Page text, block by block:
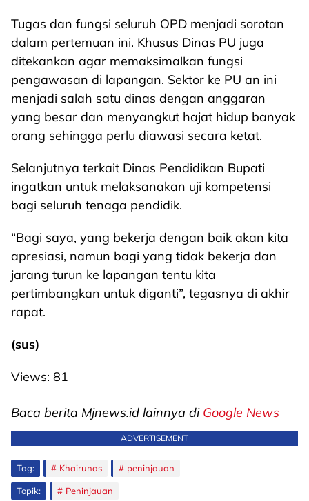
Tugas dan fungsi seluruh OPD menjadi sorotan
dalam pertemuan ini. Khusus Dinas PU juga
ditekankan agar memaksimalkan fungsi
pengawasan di lapangan. Sektor ke PU an ini
menjadi salah satu dinas dengan anggaran
yang besar dan menyangkut hajat hidup banyak
orang sehingga perlu diawasi secara ketat.
Selanjutnya terkait Dinas Pendidikan Bupati
ingatkan untuk melaksanakan uji kompetensi
bagi seluruh tenaga pendidik.
“Bagi saya, yang bekerja dengan baik akan kita
apresiasi, namun bagi yang tidak bekerja dan
jarang turun ke lapangan tentu kita
pertimbangkan untuk diganti”, tegasnya di akhir
rapat.
(sus)
Views: 81
Baca berita Mjnews.id lainnya di Google News
ADVERTISEMENT
Tag: Khairunas peninjauan
Topik: Peninjauan